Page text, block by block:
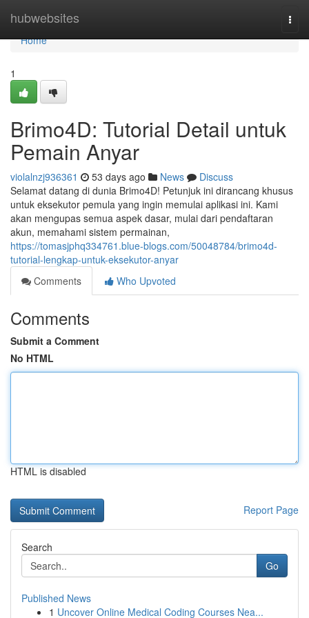
hubwebsites
Home
Home
1
Brimo4D: Tutorial Detail untuk
Pemain Anyar
violalnzj936361 53 days ago News
Discuss
Selamat datang di dunia Brimo4D! Petunjuk ini dirancang khusus
untuk eksekutor pemula yang ingin memulai aplikasi ini. Kami
akan mengupas semua aspek dasar, mulai dari pendaftaran
akun, memahami sistem permainan,
https://tomasjphq334761.blue-blogs.com/50048784/brimo4d-
tutorial-lengkap-untuk-eksekutor-anyar
Comments
Who Upvoted
Comments
Submit a Comment
No HTML
HTML is disabled
Report Page
Search
Go
Published News
1 Uncover Online Medical Coding Courses Nea...